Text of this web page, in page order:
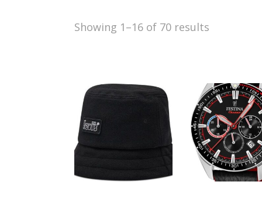
Showing 1–16 of 70 results